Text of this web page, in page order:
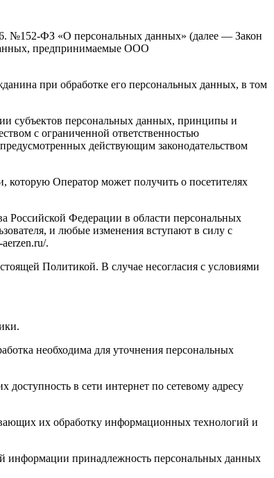
№152-ФЗ «О персональных данных» (далее — Закон
предпринимаемые ООО
при обработке его персональных данных, в том
субъектов персональных данных, принципы и
с ограниченной ответственностью
действующим законодательством
Оператор может получить о посетителях
Российской Федерации в области персональных
и любые изменения вступают в силу с
.
Политикой. В случае несогласия с условиями
необходима для уточнения персональных
в сети интернет по сетевому адресу
их обработку информационных технологий и
информации принадлежность персональных данных